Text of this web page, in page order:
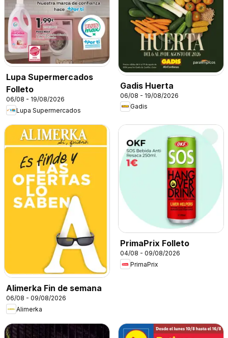
Lupa Supermercados
Folleto
06/08 - 19/08/2026
Lupa Supermercados
Gadis Huerta
06/08 - 19/08/2026
Gadis
Alimerka Fin de semana
06/08 - 09/08/2026
Alimerka
PrimaPrix Folleto
04/08 - 09/08/2026
PrimaPrix